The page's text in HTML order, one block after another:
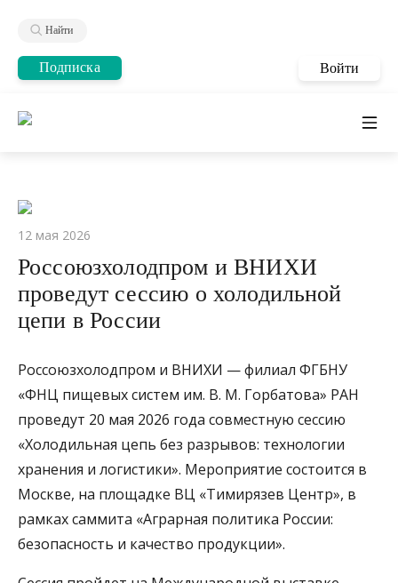
Найти
Подписка Войти
12 мая 2026
Россоюзхолодпром и ВНИХИ
проведут сессию о холодильной
цепи в России
Россоюзхолодпром и ВНИХИ — филиал ФГБНУ
«ФНЦ пищевых систем им. В. М. Горбатова» РАН
проведут 20 мая 2026 года совместную сессию
«Холодильная цепь без разрывов: технологии
хранения и логистики». Мероприятие состоится в
Москве, на площадке ВЦ «Тимирязев Центр», в
рамках саммита «Аграрная политика России:
безопасность и качество продукции».